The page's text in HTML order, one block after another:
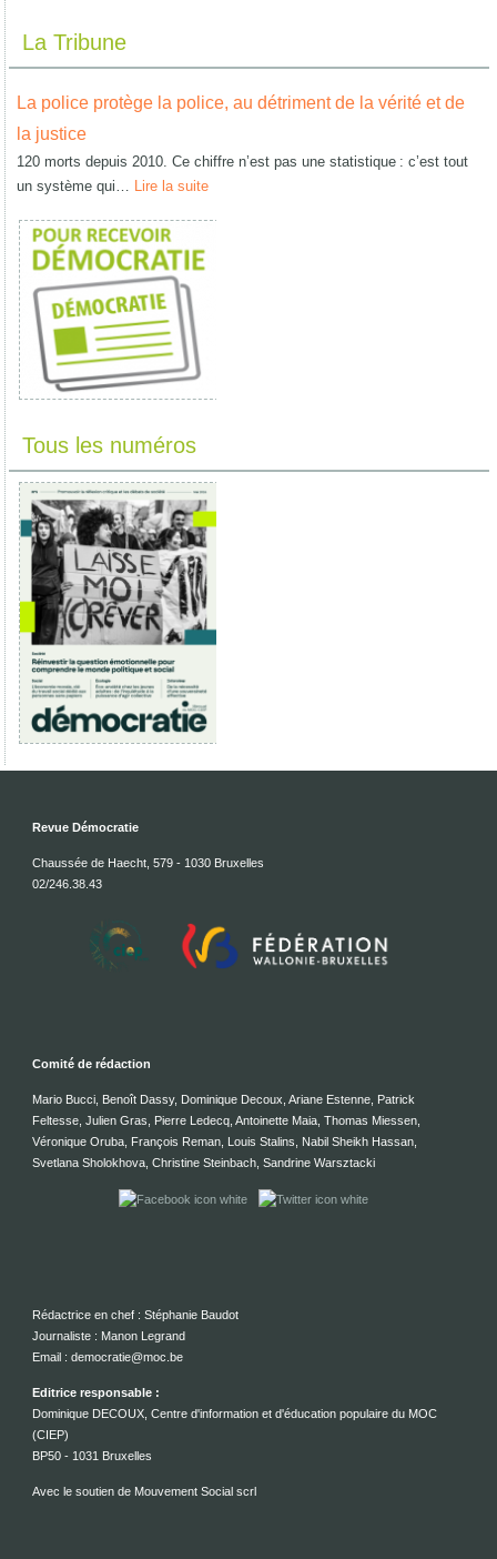
La Tribune
La police protège la police, au détriment de la vérité et de
la justice
120 morts depuis 2010. Ce chiffre n’est pas une statistique : c’est tout
un système qui… Lire la suite
Tous les numéros
Revue Démocratie
Chaussée de Haecht, 579 - 1030 Bruxelles
02/246.38.43
Comité de rédaction
Mario Bucci, Benoît Dassy, Dominique Decoux, Ariane Estenne, Patrick
Feltesse, Julien Gras, Pierre Ledecq, Antoinette Maia, Thomas Miessen,
Véronique Oruba, François Reman, Louis Stalins, Nabil Sheikh Hassan,
Svetlana Sholokhova, Christine Steinbach, Sandrine Warsztacki
Rédactrice en chef : Stéphanie Baudot
Journaliste : Manon Legrand
Email : democratie@moc.be
Editrice responsable :
Dominique DECOUX, Centre d'information et d'éducation populaire du MOC
(CIEP)
BP50 - 1031 Bruxelles
Avec le soutien de Mouvement Social scrl